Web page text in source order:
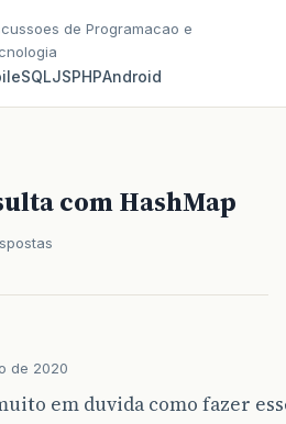
de Programacao e
SQLJSPHPAndroid
com HashMap
de 2020
em duvida como fazer